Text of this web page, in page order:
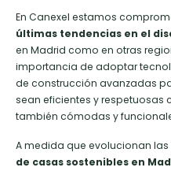
En Canexel estamos
últimas tendencias en el
en Madrid como en otras
importancia de adoptar
de construcción avanzadas
sean eficientes y respetuosas
también cómodas y
A medida que evolucionan
de casas sostenibles en